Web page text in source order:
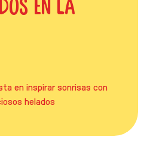
En La
en inspirar sonrisas con
helados